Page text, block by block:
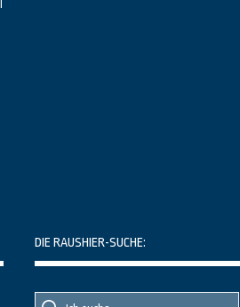
DIE RAUSHIER-SUCHE:
Suche
Suche